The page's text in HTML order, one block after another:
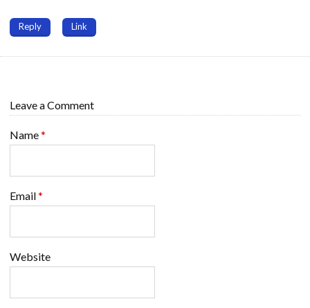
Reply Link
Leave a Comment
Name*
Email*
Website